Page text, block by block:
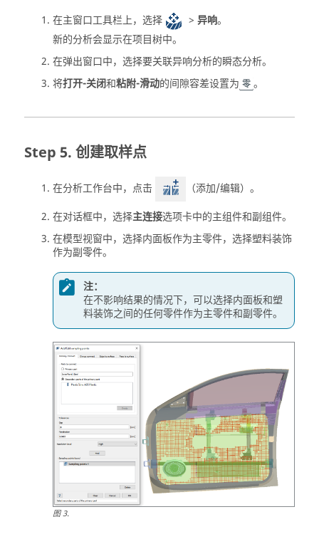
在主窗口工具栏上，选择 > 异响。
新的分析会显示在项目树中。
在弹出窗口中，选择要关联异响分析的瞬态分析。
将打开-关闭和粘附-滑动的间隙容差设置为 零 。
创建取样点
在分析工作台中，点击
（添加/编辑）。
在对话框中，选择主连接选项卡中的主组件和副组件。
在模型视窗中，选择内面板作为主零件，选择塑料装饰
作为副零件。
注：
在不影响结果的情况下，可以选择内面板和塑
料装饰之间的任何零件作为主零件和副零件。
图3.